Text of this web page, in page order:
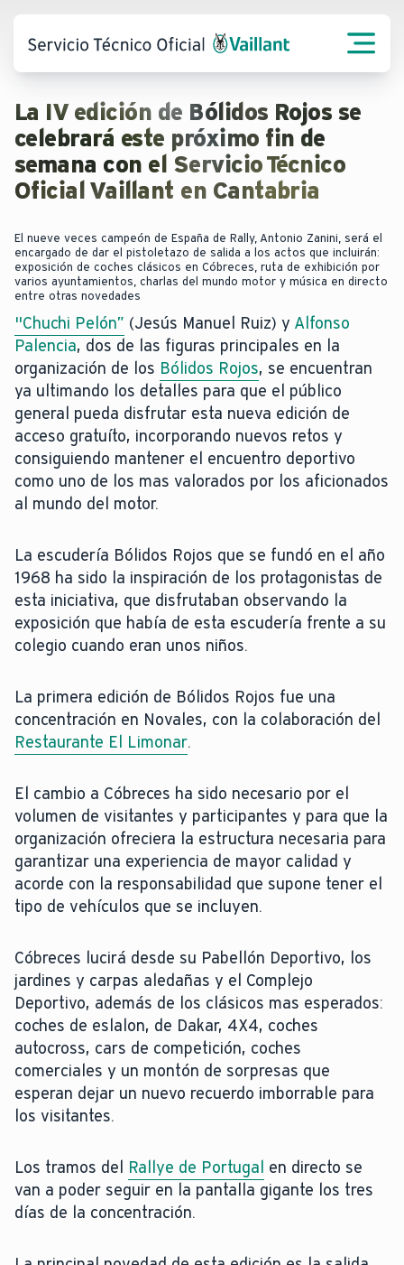
La IV edición de Bólidos Rojos se
celebrará este próximo fin de
semana con el Servicio Técnico
Oficial Vaillant en Cantabria
El nueve veces campeón de España de Rally, Antonio Zanini, será el
encargado de dar el pistoletazo de salida a los actos que incluirán:
exposición de coches clásicos en Cóbreces, ruta de exhibición por
varios ayuntamientos, charlas del mundo motor y música en directo
entre otras novedades
"Chuchi Pelón” (Jesús Manuel Ruiz) y Alfonso
Palencia, dos de las figuras principales en la
organización de los Bólidos Rojos, se encuentran
ya ultimando los detalles para que el público
general pueda disfrutar esta nueva edición de
acceso gratuíto, incorporando nuevos retos y
consiguiendo mantener el encuentro deportivo
como uno de los mas valorados por los aficionados
al mundo del motor.
La escudería Bólidos Rojos que se fundó en el año
1968 ha sido la inspiración de los protagonistas de
esta iniciativa, que disfrutaban observando la
exposición que había de esta escudería frente a su
colegio cuando eran unos niños.
La primera edición de Bólidos Rojos fue una
concentración en Novales, con la colaboración del
Restaurante El Limonar.
El cambio a Cóbreces ha sido necesario por el
volumen de visitantes y participantes y para que la
organización ofreciera la estructura necesaria para
garantizar una experiencia de mayor calidad y
acorde con la responsabilidad que supone tener el
tipo de vehículos que se incluyen.
Cóbreces lucirá desde su Pabellón Deportivo, los
jardines y carpas aledañas y el Complejo
Deportivo, además de los clásicos mas esperados:
coches de eslalon, de Dakar, 4X4, coches
autocross, cars de competición, coches
comerciales y un montón de sorpresas que
esperan dejar un nuevo recuerdo imborrable para
los visitantes.
Los tramos del Rallye de Portugal en directo se
van a poder seguir en la pantalla gigante los tres
días de la concentración.